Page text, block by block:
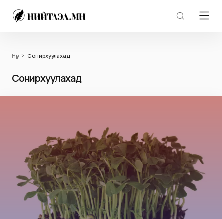
Нүүр Сонирхуулахад
Сонирхуулахад